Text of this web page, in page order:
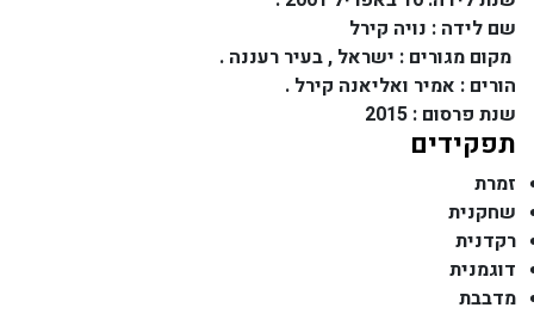
שם לידה : נויה קירל
מקום מגורים : ישראל , בעיר רעננה .
הורים : אמיר ואליאנה קירל .
שנת פרסום : 2015
תפקידים
זמרת
שחקנית
רקדנית
דוגמנית
מדבבת